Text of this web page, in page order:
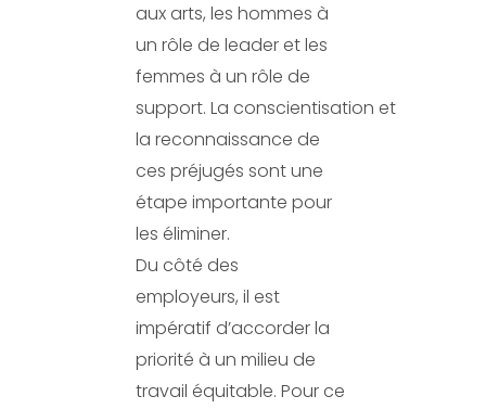
aux arts, les hommes à
un rôle de leader et les
femmes à un rôle de
support. La conscientisation et
la reconnaissance de
ces préjugés sont une
étape importante pour
les éliminer.
Du côté des
employeurs, il est
impératif d’accorder la
priorité à un milieu de
travail équitable. Pour ce